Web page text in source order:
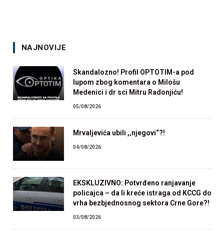
NAJNOVIJE
Skandalozno! Profil OPTOTIM-a pod
lupom zbog komentara o Milošu
Medenici i dr sci Mitru Radonjiću!
05/08/2026
Mrvaljevića ubili ,,njegovi“?!
04/08/2026
EKSKLUZIVNO: Potvrđeno ranjavanje
policajca – da li kreće istraga od KCCG do
vrha bezbjednosnog sektora Crne Gore?!
03/08/2026